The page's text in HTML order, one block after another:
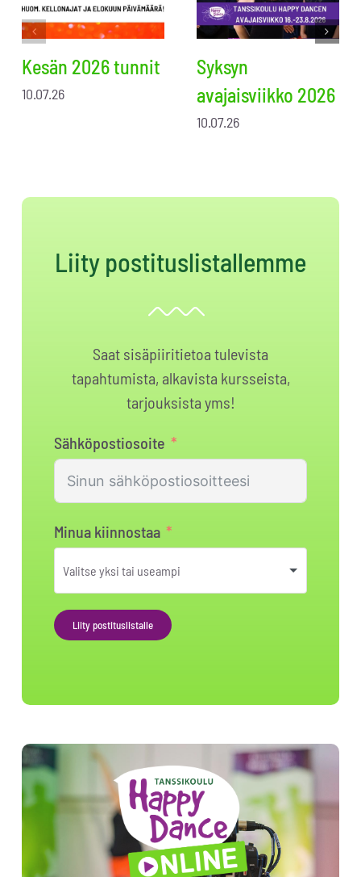
Kesän 2026 tunnit
10.07.26
Syksyn
avajaisviikko 2026
10.07.26
Liity postituslistallemme
Saat sisäpiiritietoa tulevista
tapahtumista, alkavista kursseista,
tarjouksista yms!
Sähköpostiosoite
Minua kiinnostaa
Liity postituslistalle